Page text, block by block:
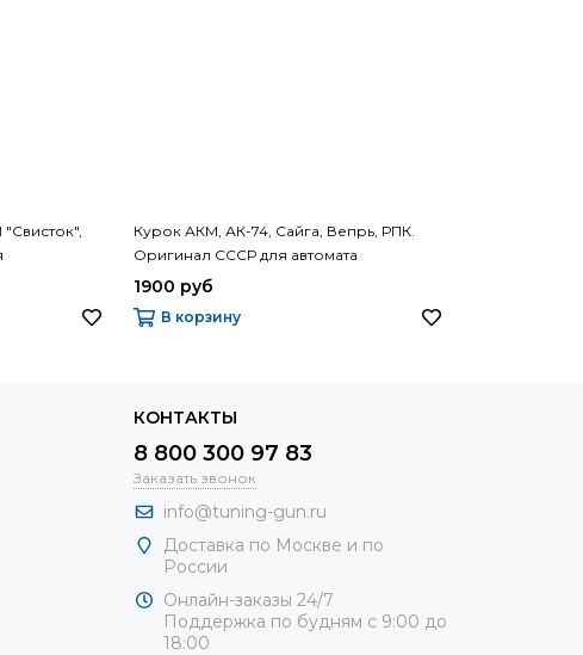
Курок АКМ, АК-74, Сайга, Вепрь, РПК.
Оригинал СССР для автомата
Калашникова АКМ
1900 руб
В корзину
КОНТАКТЫ
8 800 300 97 83
Заказать звонок
info@tuning-gun.ru
Доставка по Москве и по
России
Онлайн-заказы 24/7
Поддержка по будням с 9:00 до
18:00